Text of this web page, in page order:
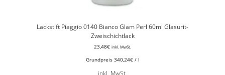
Lackstift Piaggio 0140 Bianco Glam Perl 60ml Glasurit-
Zweischichtlack
23,48€ inkl. MwSt.
Grundpreis 340,24€/ l
inkl. MwSt.